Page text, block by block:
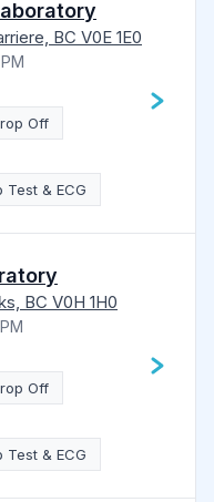
BC V0E 1E0
Off
Test & ECG
BC V0H 1H0
Off
Test & ECG